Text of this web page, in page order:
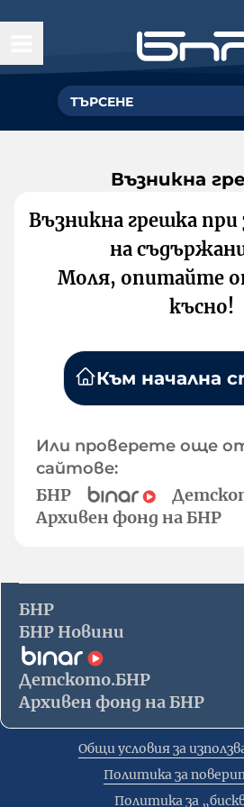
Възникна
Възникна грешка
на
Моля, опитайте
късно!
Към начална
Или проверете още
сайтове:
БНР
Архивен фонд на БНР
БНР
БНР Новини
Детското.БНР
Архивен фонд на БНР
Общи условия за
Политика за
Политика за